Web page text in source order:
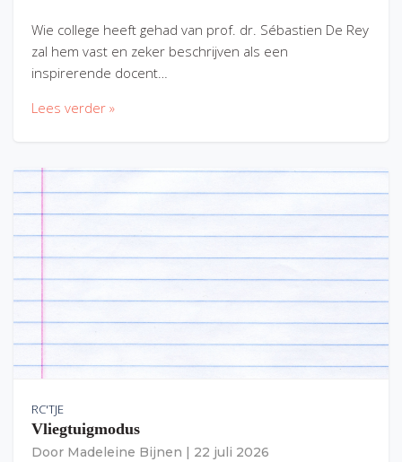
Wie college heeft gehad van prof. dr. Sébastien De Rey
zal hem vast en zeker beschrijven als een
inspirerende docent…
Lees verder »
RC'TJE
Vliegtuigmodus
Door Madeleine Bijnen 22 juli 2026